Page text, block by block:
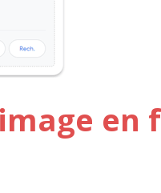
en